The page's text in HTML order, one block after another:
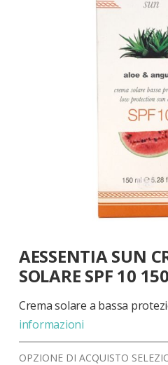
all'inizio
della
galleria
di
immagini
AESSENTIA SUN
SOLARE SPF 10
Crema solare a bassa
informazioni
OPZIONE DI ACQUISTO